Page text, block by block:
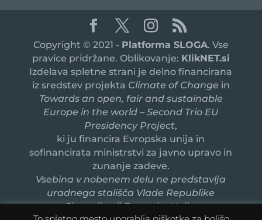
Copyright © 2021 - Platforma SLOGA. Vse
pravice pridržane. Oblikovanje: KlikNET.si
Izdelava spletne strani je delno financirana
iz sredstev projekta Climate of Change in
Towards an open, fair and sustainable
Europe in the world – Second Trio EU
Presidency Project,
ki ju financira Evropska unija in
sofinancirata ministrstvi za javno upravo in
zunanje zadeve.
Vsebina v nobenem delu ne predstavlja
uradnega stališča Vlade Republike
Slovenije ali Evropske Unije.